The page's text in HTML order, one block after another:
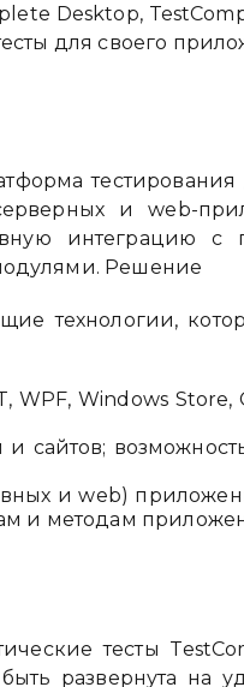
Desktop,
для своего
и web-
интеграцию
Решение
технологии,
WPF, Windows
сайтов;
и web)
и методам
тесты
развернута на